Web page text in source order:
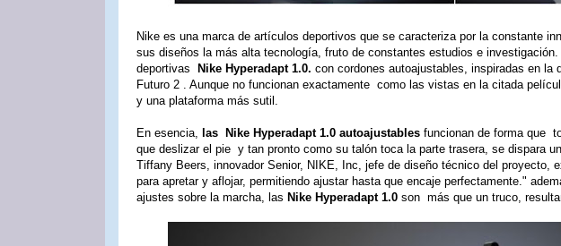
Nike es una marca de artículos deportivos que se caracteriza por la constante
sus diseños la más alta tecnología, fruto de constantes estudios e
deportivas
Nike Hyperadapt 1.0. con cordones autoajustables, inspiradas en la
Futuro 2 . Aunque no funcionan exactamente como las vistas en la citada
y una plataforma más sutil.
En esencia, las Nike Hyperadapt 1.0 autoajustables funcionan de forma que
que deslizar el pie y tan pronto como su talón toca la parte trasera, se dispara
Tiffany Beers, innovador Senior, NIKE, Inc, jefe de diseño técnico del proyecto,
para apretar y aflojar, permitiendo ajustar hasta que encaje perfectamente."
ajustes sobre la marcha, las Nike Hyperadapt 1.0 son más que un truco,